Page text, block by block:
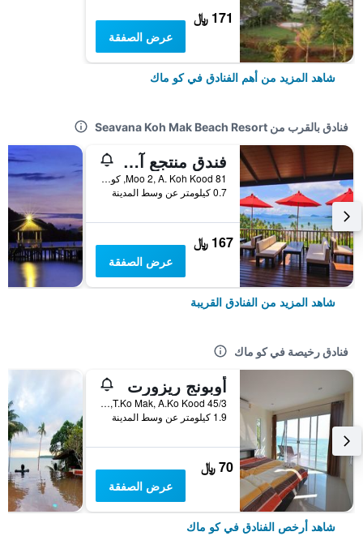
171 ﷼
عرض الصفقة
شاهد المزيد من أهم الفنادق في كو ماك
فنادق بالقرب من Seavana Koh Mak Beach Resort
فندق منتجع آيسلاندا
81 Moo 2, A. Koh Kood, كو ماك, تايلاند
0.7 كيلومتر عن وسط المدينة
167 ﷼
عرض الصفقة
شاهد المزيد من الفنادق القريبة
فنادق رخيصة في كو ماك
أوبونج ريزورت
45/3 T.Ko Mak, A.Ko Kood, كو ماك, تايلاند
1.9 كيلومتر عن وسط المدينة
70 ﷼
عرض الصفقة
شاهد أرخص الفنادق في كو ماك